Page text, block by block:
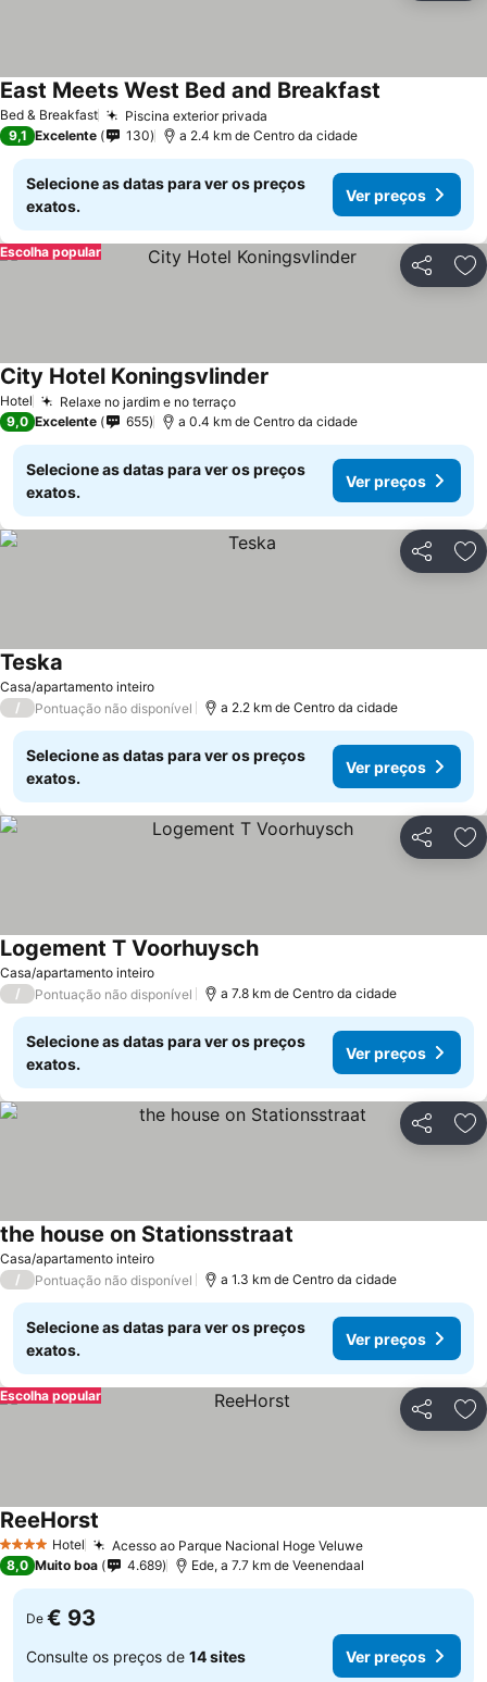
Bed & Breakfast Piscina exterior privada
East Meets West Bed and Breakfast
9,1 Excelente 130 a 2.4 km de Centro da cidade
Selecione as datas para ver os preços
exatos.
Ver preços
Partilhar
Escolha popular
Hotel Relaxe no jardim e no terraçoVer preços
City Hotel Koningsvlinder
9,0 Excelente 655 a 0.4 km de Centro da cidade
Selecione as datas para ver os preços
exatos.
Ver preços
Partilhar
Casa/apartamento inteiro
Teska
/ Pontuação não disponível a 2.2 km de Centro da cidade
Selecione as datas para ver os preços
exatos.
Ver preços
Partilhar
Casa/apartamento inteiro
Logement T VoorhuyschVer preços
/ Pontuação não disponível a 7.8 km de Centro da cidade
Selecione as datas para ver os preços
exatos.
Ver preços
Partilhar
Casa/apartamento inteiro
the house on Stationsstraat
/ Pontuação não disponível a 1.3 km de Centro da cidade
Selecione as datas para ver os preços
exatos.
Ver preços
Partilhar
Escolha popular
4 EstrelasHotel Acesso ao Parque Nacional Hoge VeluweVer preços
ReeHorst
8,0 Muito boa 4.689 Ede, a 7.7 km de Veenendaal
De € 93
Consulte os preços de 14 sites Ver preços